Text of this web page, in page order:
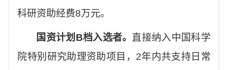
科研资助经费8万元。
国资计划 B档入选者。 直接纳入中国科学
院特别研究助理资助项目， 2年内共支持日常